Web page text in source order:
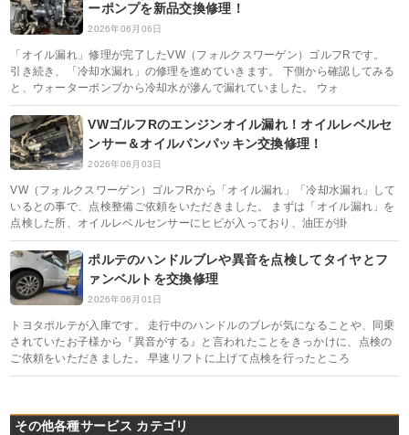
ーポンプを新品交換修理！
2026年06月06日
「オイル漏れ」修理が完了したVW（フォルクスワーゲン）ゴルフRです。
引き続き、「冷却水漏れ」の修理を進めていきます。 下側から確認してみる
と、ウォーターポンプから冷却水が滲んで漏れていました。 ウォ
VWゴルフRのエンジンオイル漏れ！オイルレベルセ
ンサー＆オイルパンパッキン交換修理！
2026年06月03日
VW（フォルクスワーゲン）ゴルフRから「オイル漏れ」「冷却水漏れ」して
いるとの事で、点検整備ご依頼をいただきました。 まずは「オイル漏れ」を
点検した所、オイルレベルセンサーにヒビが入っており、油圧が掛
ポルテのハンドルブレや異音を点検してタイヤとフ
ァンベルトを交換修理
2026年06月01日
トヨタポルテが入庫です。 走行中のハンドルのブレが気になることや、同乗
されていたお子様から『異音がする』と言われたことをきっかけに、点検の
ご依頼をいただきました。 早速リフトに上げて点検を行ったところ
その他各種サービス カテゴリ